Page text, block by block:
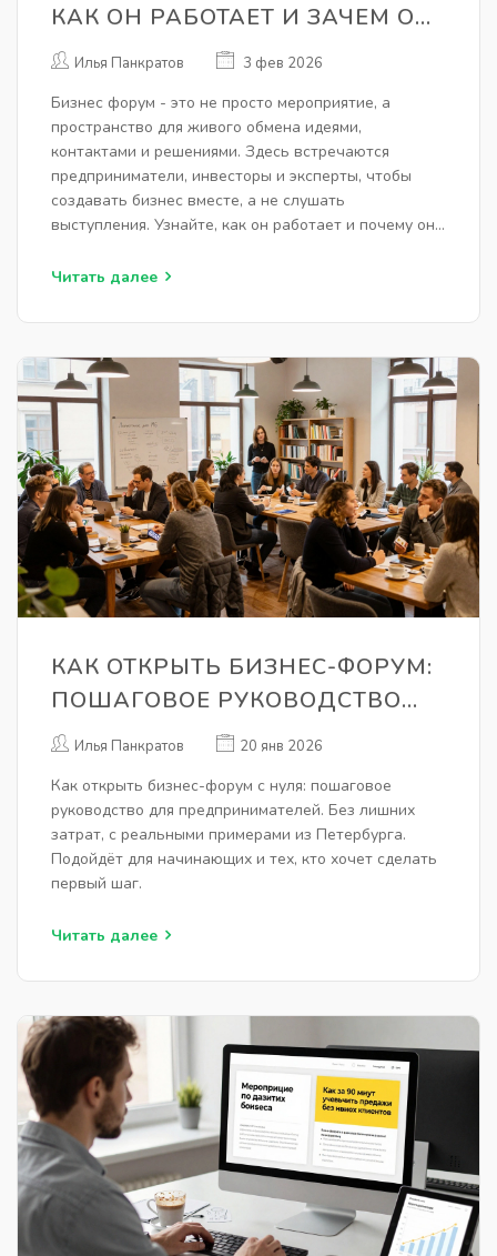
КАК ОН РАБОТАЕТ И ЗАЧЕМ ОН
НУЖЕН
Илья Панкратов 3 фев 2026
Бизнес форум - это не просто мероприятие, а
пространство для живого обмена идеями,
контактами и решениями. Здесь встречаются
предприниматели, инвесторы и эксперты, чтобы
создавать бизнес вместе, а не слушать
выступления. Узнайте, как он работает и почему он
Читать далее
КАК ОТКРЫТЬ БИЗНЕС-ФОРУМ:
ПОШАГОВОЕ РУКОВОДСТВО
ДЛЯ НАЧИНАЮЩИХ
Илья Панкратов 20 янв 2026
Как открыть бизнес-форум с нуля: пошаговое
руководство для предпринимателей. Без лишних
затрат, с реальными примерами из Петербурга.
Подойдёт для начинающих и тех, кто хочет сделать
первый шаг.
Читать далее